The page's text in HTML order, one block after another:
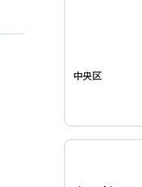
中央区